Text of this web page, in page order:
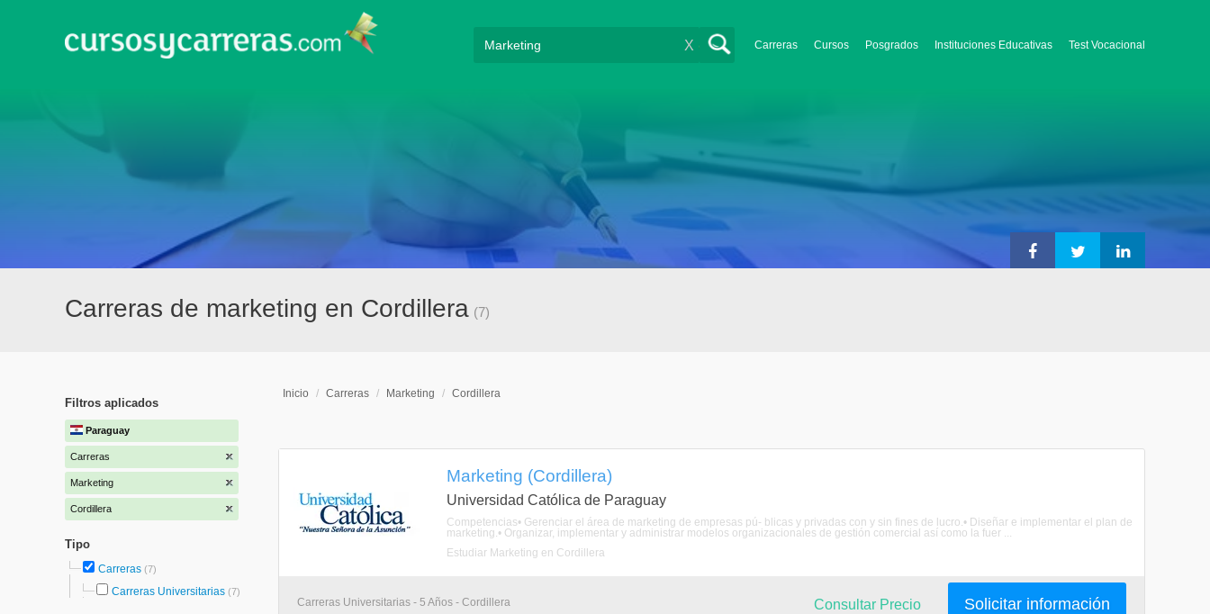
Carreras Cursos Posgrados Instituciones Educativas Test Vocacional
X
Carreras de marketing en Cordillera (7)
Filtros aplicados
Paraguay
Carreras
Marketing
Cordillera
Tipo
Carreras (7)
Carreras Universitarias (7)
Inicio / Carreras / Marketing / Cordillera
Marketing (Cordillera)
Universidad Católica de Paraguay
Competencias• Gerenciar el área de marketing de empresas pú- blicas y privadas con y sin fines de lucro.• Diseñar e implementar el plan de
marketing.• Organizar, implementar y administrar modelos organizacionales de gestión comercial así como la fuer ...
Estudiar Marketing en Cordillera
Carreras Universitarias - 5 Años - Cordillera Solicitar información
Consultar Precio